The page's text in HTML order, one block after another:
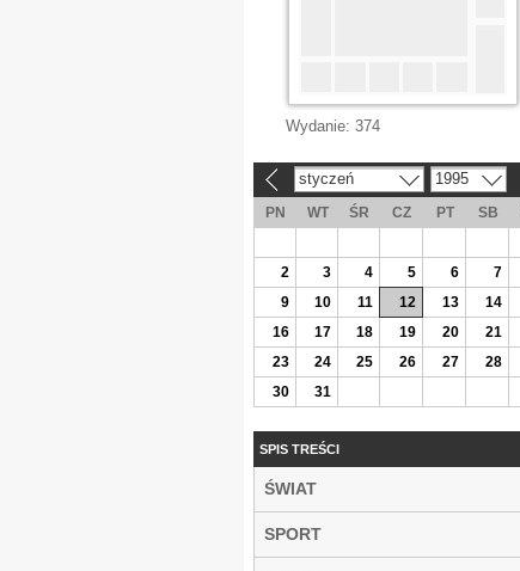
Wydanie: 374
styczeń 1995
PN WT ŚR CZ PT SB
2
3 4 5 6 7
9
10 11 12 13 14
16
17 18 19 20 21
23
24 25 26 27 28
30
31
SPIS TREŚCI
ŚWIAT
SPORT